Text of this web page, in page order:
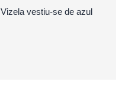
vestiu-se de azul